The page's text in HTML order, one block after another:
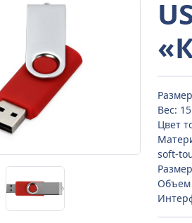
Вес: 15
Цвет
soft-
Объем